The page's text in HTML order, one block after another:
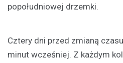
popołudniowej drzemki.
Cztery dni przed zmianą
minut wcześniej. Z każdym